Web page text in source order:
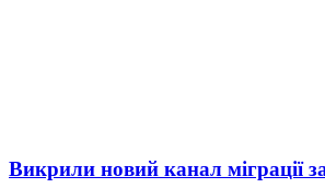
Викрили новий канал міграції